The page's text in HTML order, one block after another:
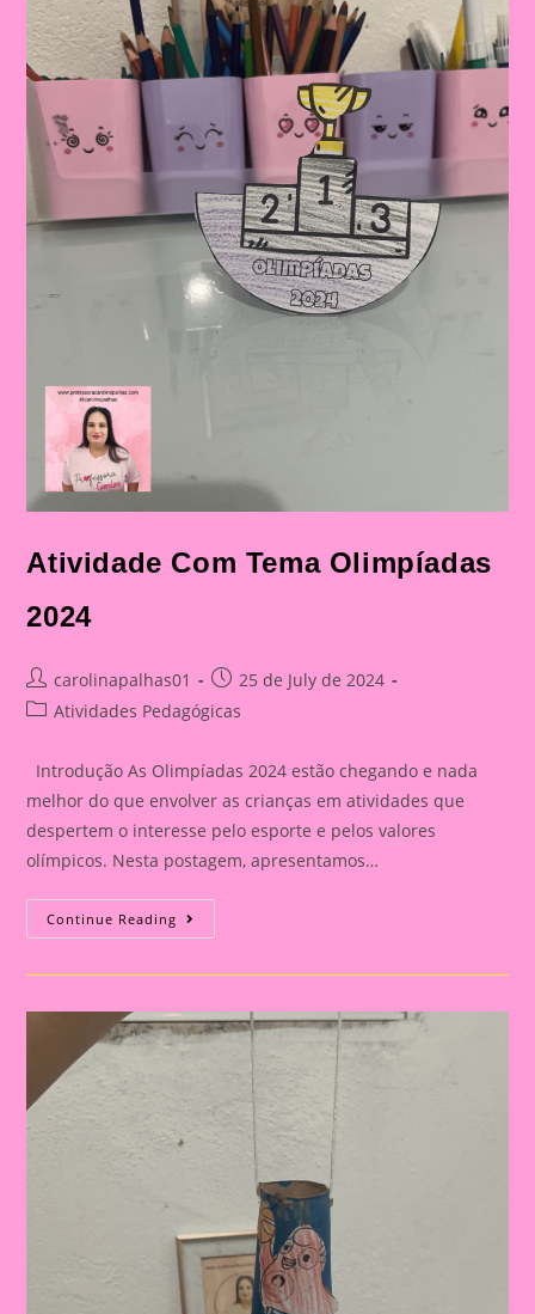
Atividade Com Tema Olimpíadas
2024
Post
author:
carolinapalhas01
Post
published:
25 de July de 2024
PostAtividades Pedagógicas
Introdução As Olimpíadas 2024 estão chegando e nada
melhor do que envolver as crianças em atividades que
despertem o interesse pelo esporte e pelos valores
olímpicos. Nesta postagem, apresentamos…
Continue Reading Atividade
Com
Olimpíadas